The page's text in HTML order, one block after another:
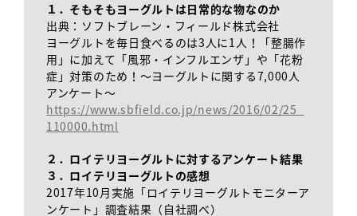
１．そもそもヨーグルトは日常的な物なのか
出典：ソフトブレーン・フィールド株式会社
ヨーグルトを毎日食べるのは3人に1人！「整腸作
用」に加えて「風邪・インフルエンザ」や「花粉
症」対策のため！～ヨーグルトに関する7,000人
アンケート～
https://www.sbfield.co.jp/news/2016/02/25_
110000.html
２．ロイテリヨーグルトに対するアンケート結果
３．ロイテリヨーグルトの感想
2017年10月実施「ロイテリヨーグルトモニターア
ンケート」調査結果（自社調べ）